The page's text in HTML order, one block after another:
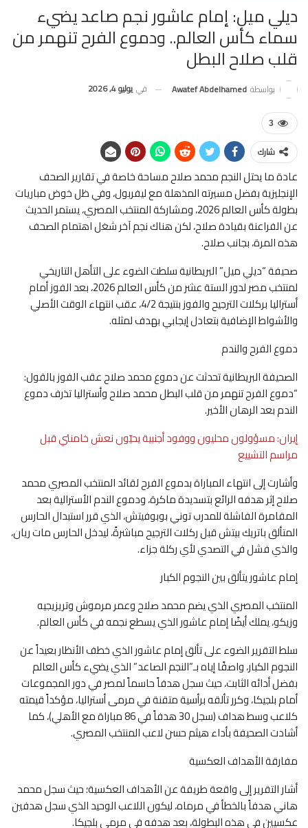
ديلي ميل: إمام عاشور نجم صاعد يضيء
سماء كأس العالم.. ودموع الفرح تنهمر من
قلب صلاح البطل
بواسطة Awatef Abdelhamed في يوليو 4, 2026
3
شارك
عادة ما يحتل النجم محمد صلاح مساحة خاصة في تقارير الصحف
الإنجليزية بفضل مسيرته المذهلة مع ليفربول، وفي ظل خوض مباريات
بطولة كأس العالم 2026، ومشاركة المنتخب المصري، يستمر الحديث
عن الفراعنة بقيادة صلاح، لكن هناك نجم آخر شغل اهتمام الصحف
هذه المرة، بجانب صلاح.
صحيفة “ديلي ميل” البريطانية سلطت الضوء على التأهل التاريخي
لمنتخب مصر لدور الستة عشر من كأس العالم 2026، بعد الفوز أمام
أستراليا بركلات الترجيح والفوز بنتيجة 4/2، عقب انتهاء الوقت الأصلي
والأشواط الإضافية بتعادل إيجابي بهدف لمثله.
دموع الفرح والندم
الصحيفة البريطانية تحدثت عن دموع محمد صلاح عقب الفوز بالقول:
“دموع الفرح تنهمر من قلب البطل محمد صلاح وأستراليا تذرف دموع
الندم بعد الرهان الأخير.
إيران: مسؤولون محليون ووفود أجنبية يحيّون نعش خامنئي قبل
مراسم التشييع
وأشارت إلى انتهاء المباراة بدموع الفرح لقائد المنتخب المصري محمد
صلاح إثر هدفه الرائع بتسديدة ماكرة، ودموع الندم الأسترالية بعد
المقامرة الفاشلة للمدرب توني بوبوفيتش، الذي قرر استبدال الحارس
المتألق باتريك بيتش قبل ركلات الترجيح مباشرةً، ليدخل الحارس مات ريان،
والذي فشل في التصدي لأي ركلة جزاء.
إمام عاشور يتألق بين النجوم الكبار
المنتخب المصري الذي يضم محمد صلاح وعمر مرموش وتريزيجيه
وزيكو، يملك أيضًا إمام عاشور الذي يسطع نجمه في كأس العالم.
سلط التقرير الضوء على تألق إمام عاشور الذي خطف الأنظار بعيداً عن
النجوم الكبار، واصفًا إياه بـ”النجم الصاعد” الذي يضيء كأس العالم
بفضل أدائه الثابت، حيث سجل هدفاً حاسماً لمصر في دور المجموعات
أمام بلجيكا، وكرر تألقه برأسية متقنة في مرمى أستراليا، مؤكداً قيمته
كلاعب وسط هداف (سجل 30 هدفاً في 86 مباراة مع الأهلي)، كما
أشادت الصحيفة بأداء هيثم حسن لاعب المنتخب المصري.
مفارقة الأهداف العكسية
أشار التقرير إلى واقعة طريفة عن الأهداف العكسية؛ حيث سجل محمد
هاني هدفاً بالخطأ في مرماه، ليكون اللاعب الوحيد الذي سجل هدفين
عكسيين في هذه البطولة، بعد هدفه في مرمى بلجيكا.